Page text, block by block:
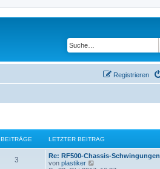
Registrieren
BEITRÄGE LETZTER BEITRAG
3
Re: RF500-Chassis-Schwingungen
von plastiker